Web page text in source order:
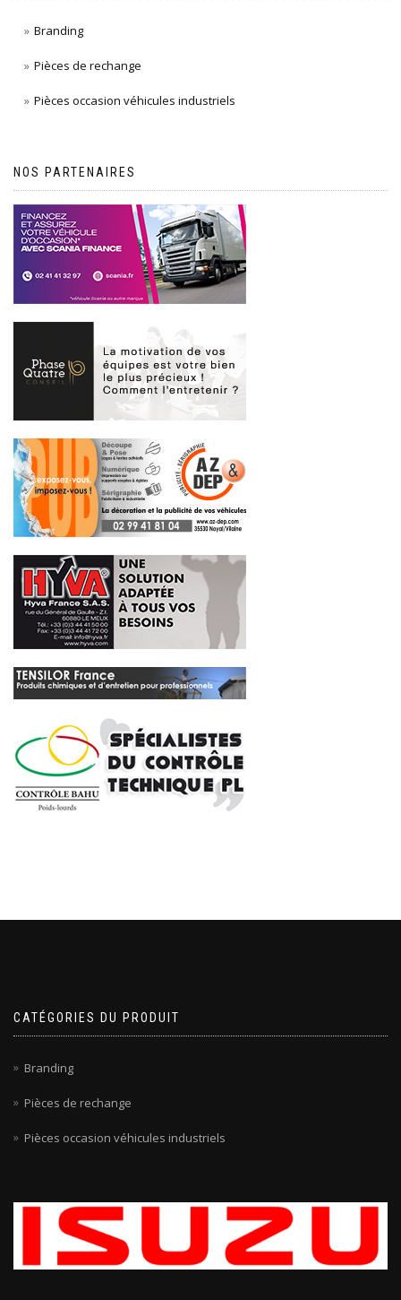
Branding
Pièces de rechange
Pièces occasion véhicules industriels
NOS PARTENAIRES
CATÉGORIES DU PRODUIT
Branding
Pièces de rechange
Pièces occasion véhicules industriels